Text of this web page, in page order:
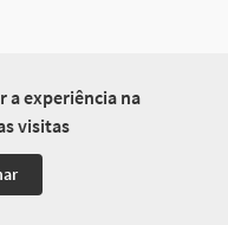
a experiência na
visitas